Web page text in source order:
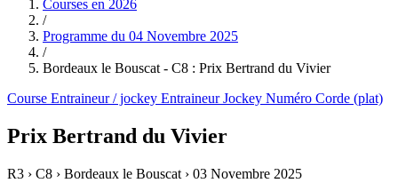
Courses en 2026
/
Programme du 04 Novembre 2025
/
Bordeaux le Bouscat - C8 : Prix Bertrand du Vivier
Course Entraineur / jockey EntraineurJockey Numéro Corde (plat)
Prix Bertrand du Vivier
R3 › C8 › Bordeaux le Bouscat › 03 Novembre 2025